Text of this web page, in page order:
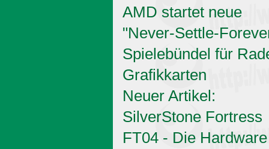
AMD startet neue
"Never-Settle-
Spielebündel für
Grafikkarten
Neuer Artikel:
SilverStone Fortress
FT04 - Die Hardware